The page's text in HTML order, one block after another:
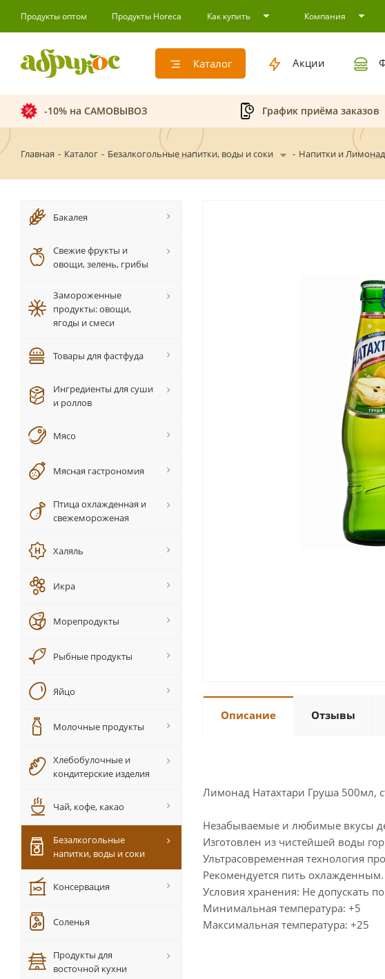
Продукты оптом Продукты Horeca Как купить Компания
Каталог Акции
-10% на САМОВЫВОЗ График приёма заказов
Главная - Каталог - Безалкогольные напитки, воды и соки - Напитки и Лимонад
Описание Отзывы
Лимонад Натахтари Груша 500мл,
Незабываемые и любимые вкусы
Изготовлен из чистейшей воды
Ультрасовременная технология
Рекомендуется пить охлажденным.
Условия хранения: Не допускать
Минимальная температура: +5
Максимальная температура: +25
Бакалея
Свежие фрукты и
овощи, зелень, грибы
Замороженные
продукты: овощи,
ягоды и смеси
Товары для фастфуда
Ингредиенты для суши
и роллов
Мясо
Мясная гастрономия
Птица охлажденная и
свежемороженая
Халяль
Икра
Морепродукты
Рыбные продукты
Яйцо
Молочные продукты
Хлебобулочные и
кондитерские изделия
Чай, кофе, какао
Безалкогольные
напитки, воды и соки
Консервация
Соленья
Продукты для
восточной кухни